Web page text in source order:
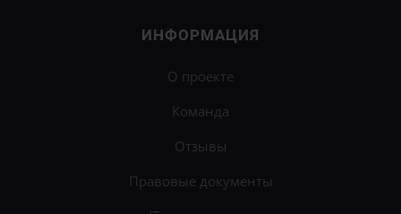
ИНФОРМАЦИЯ
О проекте
Команда
Отзывы
Правовые документы